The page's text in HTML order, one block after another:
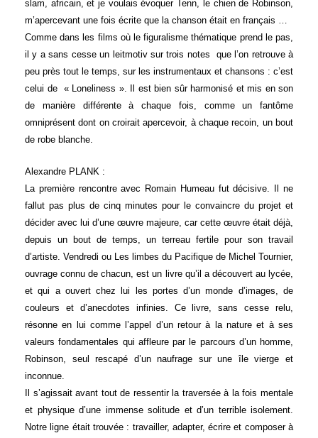
slam, africain, et je voulais évoquer Tenn, le chien de Robinson,
m’apercevant une fois écrite que la chanson était en français …
Comme dans les films où le figuralisme thématique prend le pas,
il y a sans cesse un leitmotiv sur trois notes que l’on retrouve à
peu près tout le temps, sur les instrumentaux et chansons : c’est
celui de « Loneliness ». Il est bien sûr harmonisé et mis en son
de manière différente à chaque fois, comme un fantôme
omniprésent dont on croirait apercevoir, à chaque recoin, un bout
de robe blanche.
Alexandre PLANK :
La première rencontre avec Romain Humeau fut décisive. Il ne
fallut pas plus de cinq minutes pour le convaincre du projet et
décider avec lui d’une œuvre majeure, car cette œuvre était déjà,
depuis un bout de temps, un terreau fertile pour son travail
d’artiste. Vendredi ou Les limbes du Pacifique de Michel Tournier,
ouvrage connu de chacun, est un livre qu’il a découvert au lycée,
et qui a ouvert chez lui les portes d’un monde d’images, de
couleurs et d’anecdotes infinies. Ce livre, sans cesse relu,
résonne en lui comme l’appel d’un retour à la nature et à ses
valeurs fondamentales qui affleure par le parcours d’un homme,
Robinson, seul rescapé d’un naufrage sur une île vierge et
inconnue.
Il s’agissait avant tout de ressentir la traversée à la fois mentale
et physique d’une immense solitude et d’un terrible isolement.
Notre ligne était trouvée : travailler, adapter, écrire et composer à